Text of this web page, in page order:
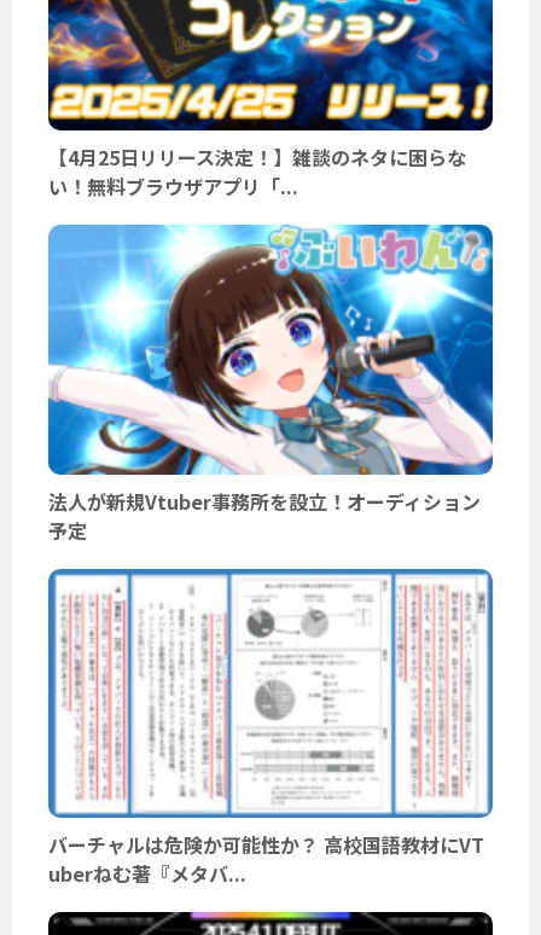
【4月25日リリース決定！】雑談のネタに困らな
い！無料ブラウザアプリ「...
法人が新規Vtuber事務所を設立！オーディション
予定
バーチャルは危険か可能性か？ 高校国語教材にVT
uberねむ著『メタバ...